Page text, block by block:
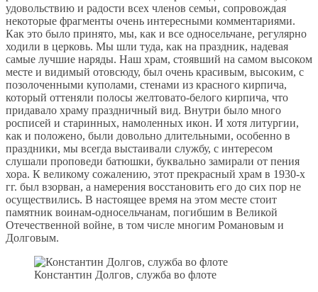
удовольствию и радости всех членов семьи, сопровождая
некоторые фрагменты очень интересными комментариями.
Как это было принято, мы, как и все односельчане, регулярно
ходили в церковь. Мы шли туда, как на праздник, надевая
самые лучшие наряды. Наш храм, стоявший на самом высоком
месте и видимый отовсюду, был очень красивым, высоким, с
позолоченными куполами, стенами из красного кирпича,
который оттеняли полосы желтовато-белого кирпича, что
придавало храму праздничный вид. Внутри было много
росписей и старинных, намоленных икон. И хотя литургии,
как и положено, были довольно длительными, особенно в
праздники, мы всегда выстаивали службу, с интересом
слушали проповеди батюшки, буквально замирали от пения
хора. К великому сожалению, этот прекрасный храм в 1930-х
гг. был взорван, а намерения восстановить его до сих пор не
осуществились. В настоящее время на этом месте стоит
памятник воинам-односельчанам, погибшим в Великой
Отечественной войне, в том числе многим Романовым и
Долговым.
Константин Долгов, служба во флоте